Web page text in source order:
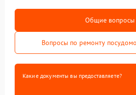
Общие вопросы
Вопросы по ремонту
Какие документы вы предоставляете?